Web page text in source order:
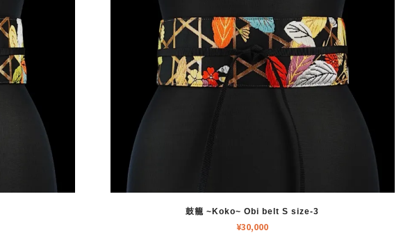
鼓籠 ~Koko~ Obi belt S size-3
¥30,000